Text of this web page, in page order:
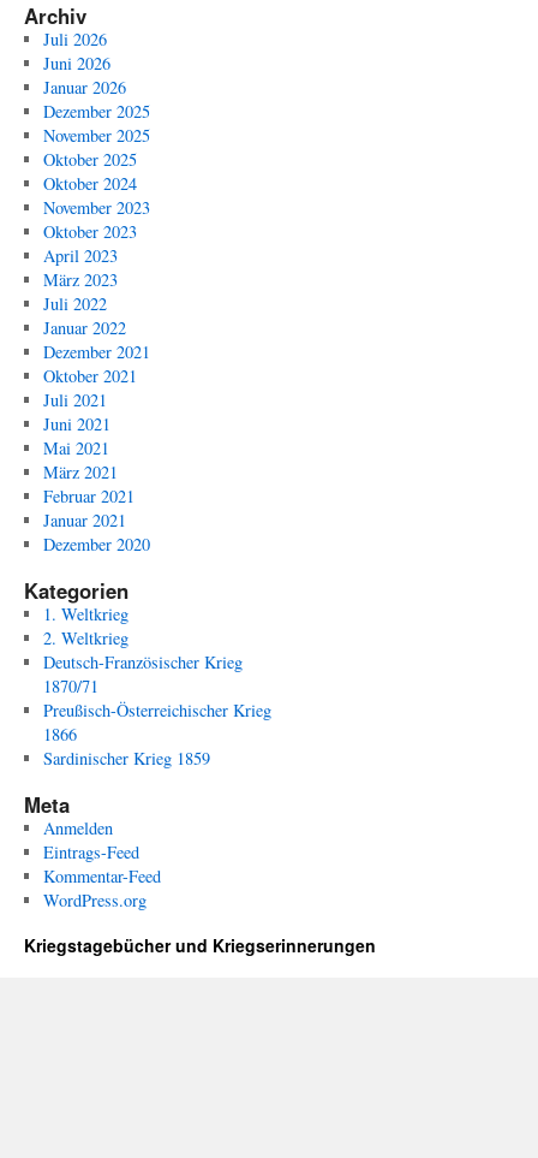
Archiv
Juli 2026
Juni 2026
Januar 2026
Dezember 2025
November 2025
Oktober 2025
Oktober 2024
November 2023
Oktober 2023
April 2023
März 2023
Juli 2022
Januar 2022
Dezember 2021
Oktober 2021
Juli 2021
Juni 2021
Mai 2021
März 2021
Februar 2021
Januar 2021
Dezember 2020
Kategorien
1. Weltkrieg
2. Weltkrieg
Deutsch-Französischer Krieg
1870/71
Preußisch-Österreichischer Krieg
1866
Sardinischer Krieg 1859
Meta
Anmelden
Eintrags-Feed
Kommentar-Feed
WordPress.org
Kriegstagebücher und Kriegserinnerungen